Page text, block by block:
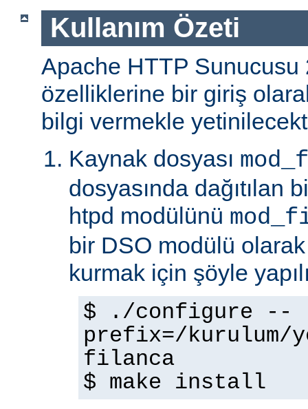
Kullanım Özeti
Apache HTTP Sunucusu
özelliklerine bir giriş
bilgi vermekle
Kaynak dosyası
dosyasında dağıtılan
htpd modülünü
bir DSO modülü
kurmak için şöyle
$ ./configure --
prefix=/kurulum/
filanca
$ make install